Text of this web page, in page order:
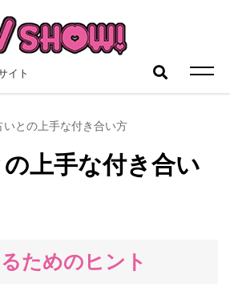
イト
いとの上手な付き合い方
上手な付き合い
ためのヒント